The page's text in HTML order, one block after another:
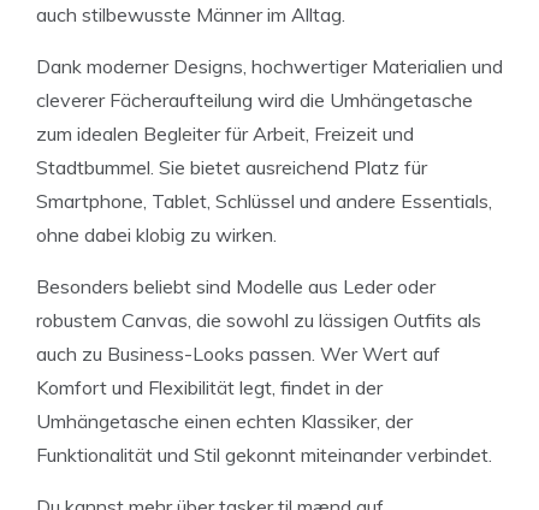
auch stilbewusste Männer im Alltag.
Dank moderner Designs, hochwertiger Materialien und
cleverer Fächeraufteilung wird die Umhängetasche
zum idealen Begleiter für Arbeit, Freizeit und
Stadtbummel. Sie bietet ausreichend Platz für
Smartphone, Tablet, Schlüssel und andere Essentials,
ohne dabei klobig zu wirken.
Besonders beliebt sind Modelle aus Leder oder
robustem Canvas, die sowohl zu lässigen Outfits als
auch zu Business-Looks passen. Wer Wert auf
Komfort und Flexibilität legt, findet in der
Umhängetasche einen echten Klassiker, der
Funktionalität und Stil gekonnt miteinander verbindet.